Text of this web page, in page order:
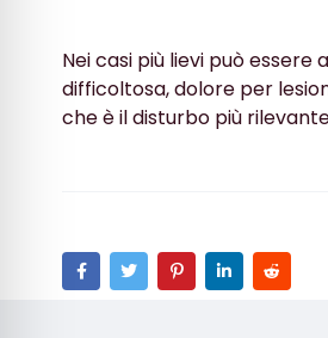
Nei casi più lievi può
difficoltosa, dolore per
che è il disturbo più